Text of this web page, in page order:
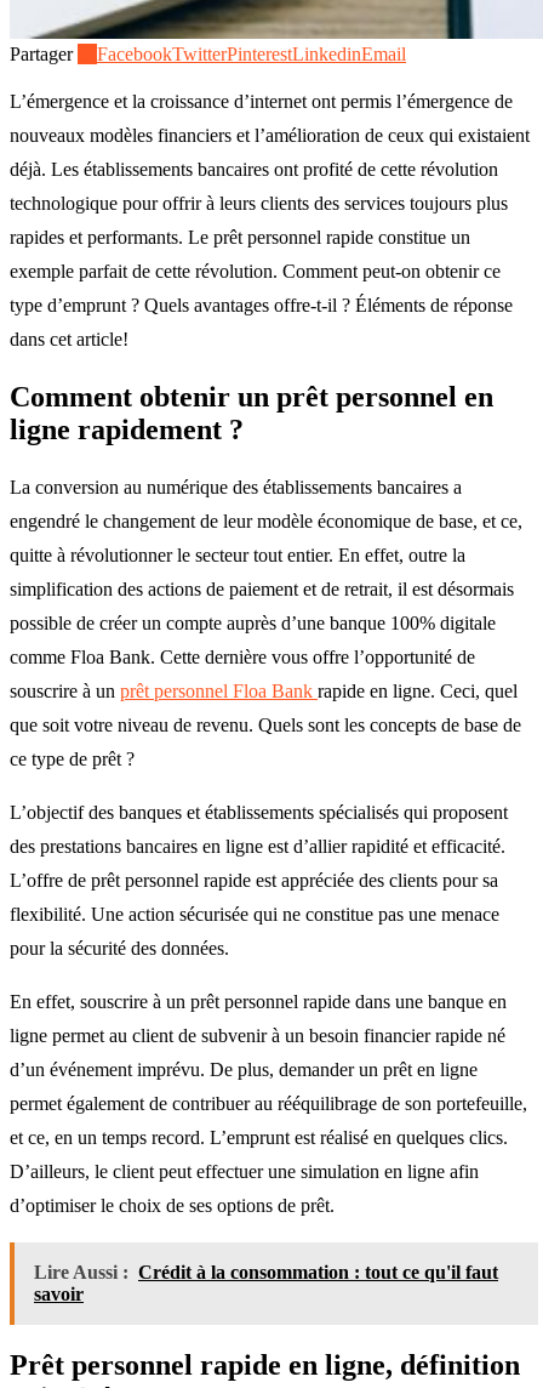
Partager FacebookTwitterPinterestLinkedinEmail
L’émergence et la croissance d’internet ont permis l’émergence de
nouveaux modèles financiers et l’amélioration de ceux qui existaient
déjà. Les établissements bancaires ont profité de cette révolution
technologique pour offrir à leurs clients des services toujours plus
rapides et performants. Le prêt personnel rapide constitue un
exemple parfait de cette révolution. Comment peut-on obtenir ce
type d’emprunt ? Quels avantages offre-t-il ? Éléments de réponse
dans cet article!
Comment obtenir un prêt personnel en
ligne rapidement ?
La conversion au numérique des établissements bancaires a
engendré le changement de leur modèle économique de base, et ce,
quitte à révolutionner le secteur tout entier. En effet, outre la
simplification des actions de paiement et de retrait, il est désormais
possible de créer un compte auprès d’une banque 100% digitale
comme Floa Bank. Cette dernière vous offre l’opportunité de
souscrire à un prêt personnel Floa Bank rapide en ligne. Ceci, quel
que soit votre niveau de revenu. Quels sont les concepts de base de
ce type de prêt ?
L’objectif des banques et établissements spécialisés qui proposent
des prestations bancaires en ligne est d’allier rapidité et efficacité.
L’offre de prêt personnel rapide est appréciée des clients pour sa
flexibilité. Une action sécurisée qui ne constitue pas une menace
pour la sécurité des données.
En effet, souscrire à un prêt personnel rapide dans une banque en
ligne permet au client de subvenir à un besoin financier rapide né
d’un événement imprévu. De plus, demander un prêt en ligne
permet également de contribuer au rééquilibrage de son portefeuille,
et ce, en un temps record. L’emprunt est réalisé en quelques clics.
D’ailleurs, le client peut effectuer une simulation en ligne afin
d’optimiser le choix de ses options de prêt.
Lire Aussi : Crédit à la consommation : tout ce qu'il faut
savoir
Prêt personnel rapide en ligne, définition